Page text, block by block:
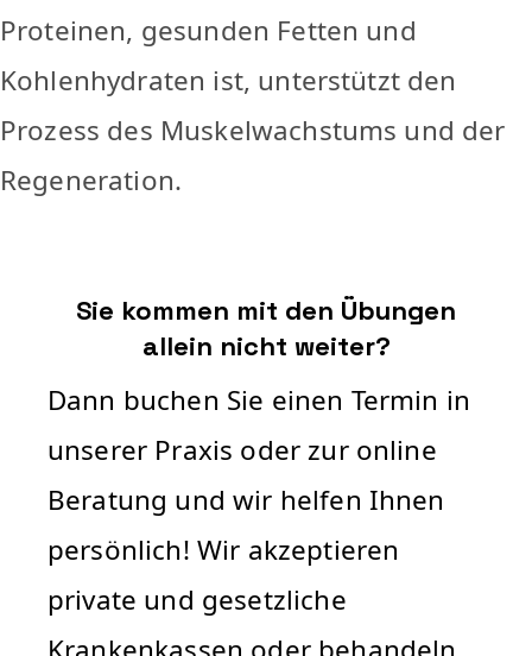
Proteinen, gesunden Fetten und
Kohlenhydraten ist, unterstützt den
Prozess des Muskelwachstums und der
Regeneration.
Sie kommen mit den Übungen
allein nicht weiter?
Dann buchen Sie einen Termin in
unserer Praxis oder zur online
Beratung und wir helfen Ihnen
persönlich! Wir akzeptieren
private und gesetzliche